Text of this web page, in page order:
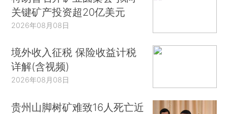
关键矿产投资超20亿美元
2026年08月08日
境外收入征税 保险收益计税
详解(含视频)
2026年08月08日
贵州山脚树矿难致16人死亡近